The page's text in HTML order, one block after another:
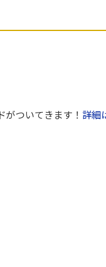
ついてきます！ 詳細